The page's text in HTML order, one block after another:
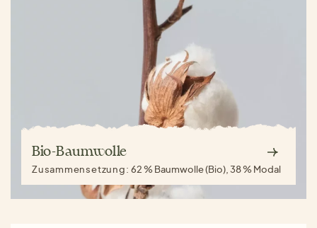
Bio-Baumwolle
Zusammensetzung:62 % Baumwolle (Bio), 38 % Modal